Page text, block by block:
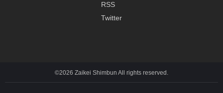
RSS
Twitter
©2026 Zaikei Shimbun All rights reserved.